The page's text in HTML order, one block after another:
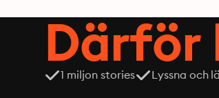
Därför
1 miljon stories Lyssna och